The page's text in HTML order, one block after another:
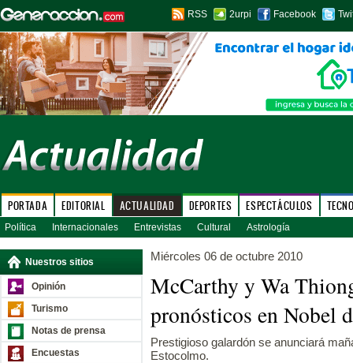
RSS 2urpi Facebook
PORTADA EDITORIAL ACTUALIDAD DEPORTES ESPECTÁCULOS
Política Internacionales Entrevistas Cultural Astrología
Nuestros sitios
Opinión
Turismo
Notas de prensa
Encuestas
Miércoles 06 de octubre 2010
McCarthy y Wa
pronósticos en Nobel
Prestigioso galardón se anunciará
Estocolmo.